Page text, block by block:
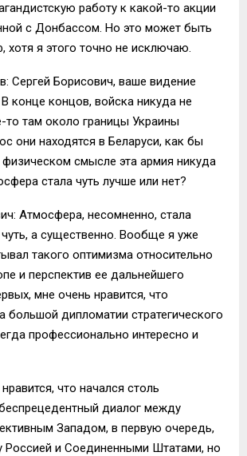
работу к какой-то акции
с Донбассом. Но это может быть
хотя я этого точно не исключаю.
Сергей Борисович, ваше видение
конце концов, войска никуда не
то там около границы Украины
они находятся в Беларуси, как бы
физическом смысле эта армия никуда
стала чуть лучше или нет?
Атмосфера, несомненно, стала
а существенно. Вообще я уже
такого оптимизма относительно
и перспектив ее дальнейшего
мне очень нравится, что
большой дипломатии стратегического
профессионально интересно и
что начался столь
диалог между
Западом, в первую очередь,
Россией и Соединенными Штатами, но